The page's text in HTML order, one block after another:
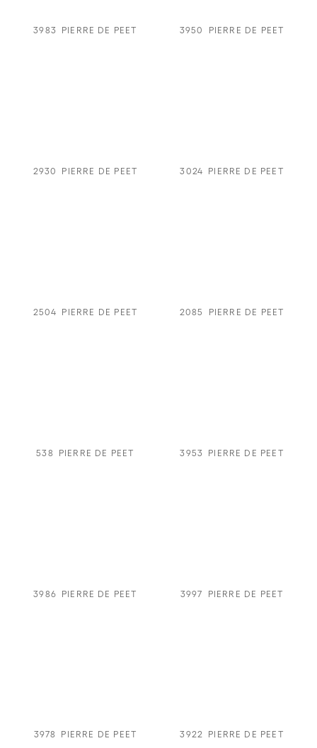
3983 PIERRE DE PEET 3950 PIERRE DE PEET
2930 PIERRE DE PEET 3024 PIERRE DE PEET
2504 PIERRE DE PEET 2085 PIERRE DE PEET
538 PIERRE DE PEET 3953 PIERRE DE PEET
3986 PIERRE DE PEET 3997 PIERRE DE PEET
3978 PIERRE DE PEET 3922 PIERRE DE PEET